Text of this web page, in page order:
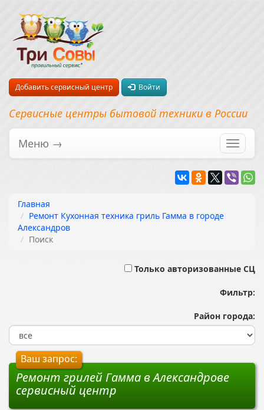
Добавить сервисный центр Войти
Сервисные центры бытовой техники в России
Меню →
Главная
Ремонт Кухонная техника гриль Гамма в городе
Александров
Поиск
Только авторизованные СЦ
Фильтр:
Район города:
Ваш запрос:
Ремонт грилей Гамма в Александрове
сервисный центр